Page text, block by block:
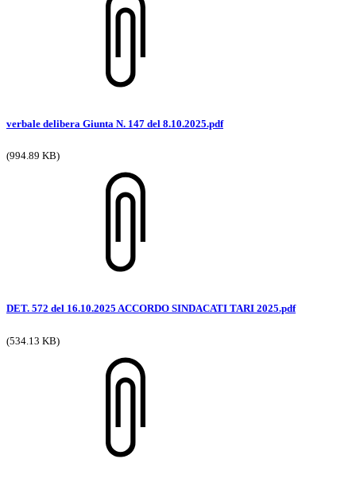
verbale delibera Giunta N. 147 del 8.10.2025.pdf
(994.89 KB)
DET. 572 del 16.10.2025 ACCORDO SINDACATI TARI 2025.pdf
(534.13 KB)